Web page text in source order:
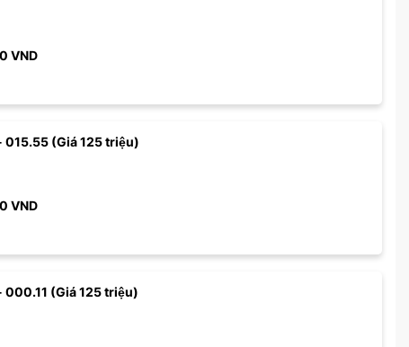
VND
015.55 (Giá 125 triệu)
VND
000.11 (Giá 125 triệu)